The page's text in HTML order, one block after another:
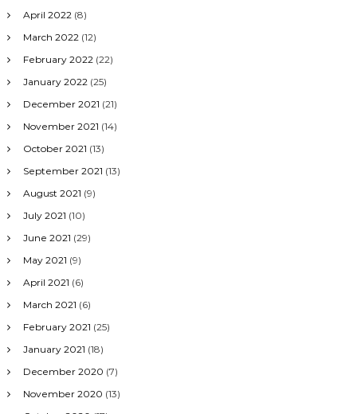
April 2022(8)
March 2022(12)
February 2022(22)
January 2022(25)
December 2021 (21)
November 2021 (14)
October 2021 (13)
September 2021 (13)
August 2021 (9)
July 2021 (10)
June 2021 (29)
May 2021 (9)
April 2021 (6)
March 2021 (6)
February 2021 (25)
January 2021 (18)
December 2020 (7)
November 2020 (13)